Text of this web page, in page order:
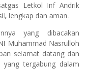
Letkol Inf Andrik
lengkap dan aman.
yang dibacakan
Muhammad Nasrulloh
selamat datang dan
tergabung dalam